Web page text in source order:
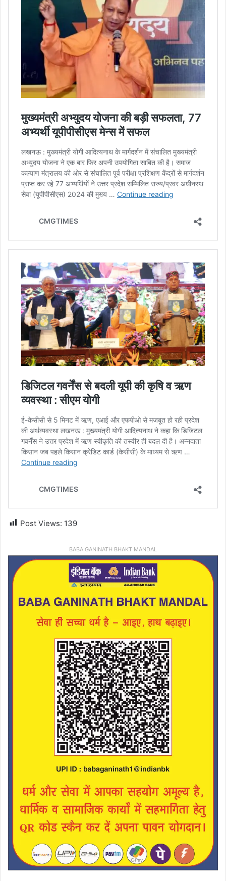
Post Views: 139
BABA GANINATH BHAKT MANDAL